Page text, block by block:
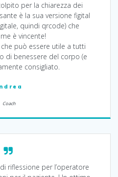
per la chiarezza dei
è la sua versione figital
quindi qrcode) che
è vincente!
può essere utile a tutti
di benessere del corpo (e
consigliato.
Coach
riflessione per l’operatore